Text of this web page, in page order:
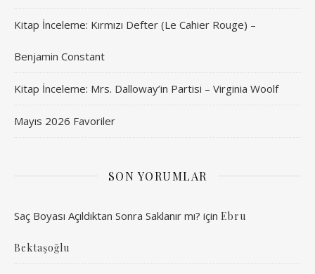
Kitap İnceleme: Kırmızı Defter (Le Cahier Rouge) –
Benjamin Constant
Kitap İnceleme: Mrs. Dalloway’in Partisi – Virginia Woolf
Mayıs 2026 Favoriler
SON YORUMLAR
Saç Boyası Açıldıktan Sonra Saklanır mı? için Ebru
Bektaşoğlu